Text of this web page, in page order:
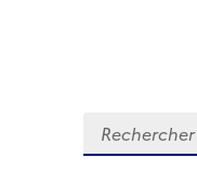
Recherche